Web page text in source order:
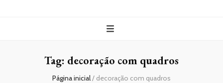
Tag: decoração com quadros
Página inicial/ decoração com quadros